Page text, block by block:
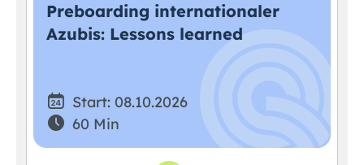
Preboarding internationaler
Azubis: Lessons learned
Start: 08.10.2026
60 Min